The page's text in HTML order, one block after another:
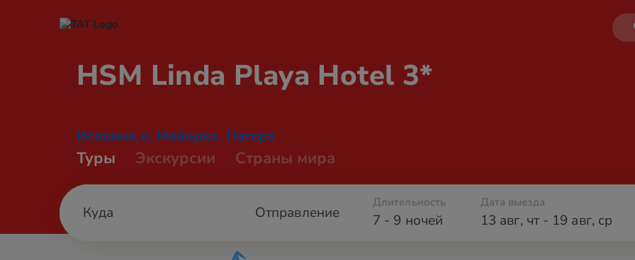
HSM Linda Playa Hotel 3*
Испания, о. Майорка , Пагера
Туры Экскурсии Страны мира
Отправление 7 - 9 ночей
Длительность Дата выезда
13 авг, чт- 19 авг, ср